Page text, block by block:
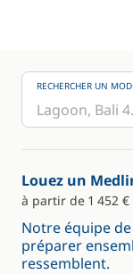
RECHERCHER UN
Louez un
à partir de 1 452 €
Notre équipe
préparer
ressemblent.